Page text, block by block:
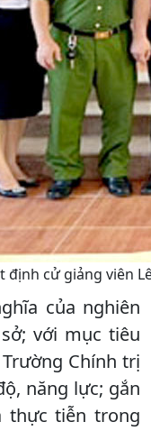
định cử giảng viên
của nghiên
với mục tiêu
Chính trị
năng lực; gắn
thực tiễn trong